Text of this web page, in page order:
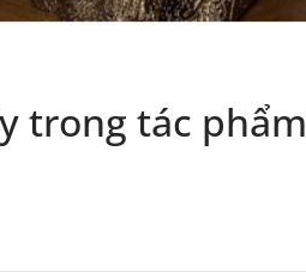
trong tác phẩm